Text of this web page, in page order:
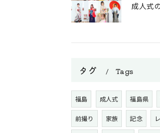
タグ Tags
福島 成人式 福島県
前撮り 家族 記念